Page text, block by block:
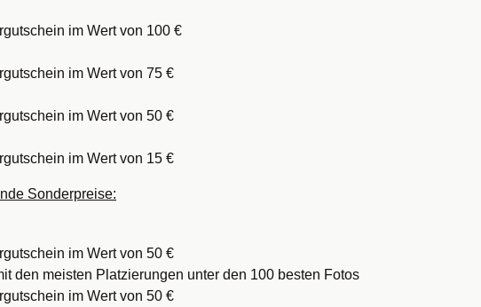
im Wert von 100 €
im Wert von 75 €
im Wert von 50 €
im Wert von 15 €
Sonderpreise:
im Wert von 50 €
den meisten Platzierungen unter den 100 besten Fotos
im Wert von 50 €